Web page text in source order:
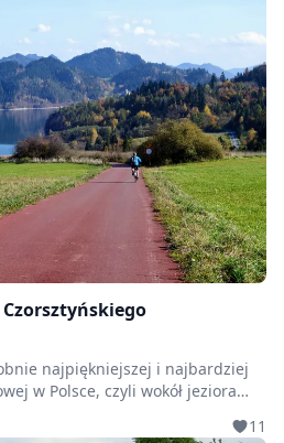
najpiękniejszej i najbardziej
w Polsce, czyli wokół jeziora
Ścieżki wokół jeziora
11